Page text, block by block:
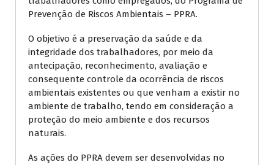
Prevenção de Riscos Ambientais – PPRA.
O objetivo é a preservação da saúde e da
integridade dos trabalhadores, por meio da
antecipação, reconhecimento, avaliação e
consequente controle da ocorrência de riscos
ambientais existentes ou que venham a existir no
ambiente de trabalho, tendo em consideração a
proteção do meio ambiente e dos recursos
naturais.
As ações do PPRA devem ser desenvolvidas no